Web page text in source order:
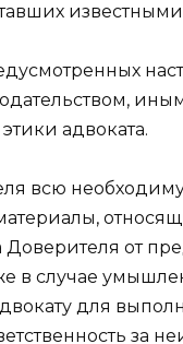
адвоката.
всю
Доверителя от
в случае
для
за